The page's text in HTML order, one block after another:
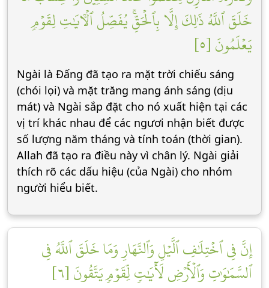
خَلَقَ ٱللَّهُ ذَٰلِكَ إِلَّا بِٱلۡحَقِّۚ يُفَصِّلُ ٱلۡأٓيَٰتِ لِقَوۡمٖ
يَعۡلَمُونَ [٥]
Ngài là Ðấng đã tạo ra mặt trời chiếu sáng
(chói lọi) và mặt trăng mang ánh sáng (dịu
mát) và Ngài sắp đặt cho nó xuất hiện tại các
vị trí khác nhau để các ngươi nhận biết được
số lượng năm tháng và tính toán (thời gian).
Allah đã tạo ra điều này vì chân lý. Ngài giải
thích rõ các dấu hiệu (của Ngài) cho nhóm
người hiểu biết.
إِنَّ فِي ٱخۡتِلَٰفِ ٱلَّيۡلِ وَٱلنَّهَارِ وَمَا خَلَقَ ٱللَّهُ فِي
ٱلسَّمَٰوَٰتِ وَٱلۡأَرۡضِ لَأٓيَٰتٖ لِّقَوۡمٖ يَتَّقُونَ [٦]